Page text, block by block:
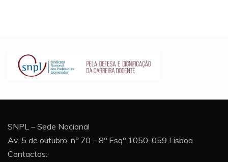
SNPL – Sede Nacional
Av. 5 de outubro, nº 70 – 8º Esqº 1050-059 Lisboa
Contactos: